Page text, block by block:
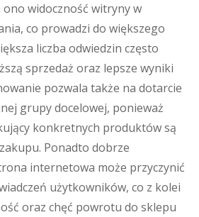
widoczność witryny w
co prowadzi do większego
liczba odwiedzin często
sprzedaż oraz lepsze wyniki
pozwala także na dotarcie
grupy docelowej, ponieważ
konkretnych produktów są
Ponadto dobrze
internetowa może przyczynić
użytkowników, co z kolei
oraz chęć powrotu do sklepu